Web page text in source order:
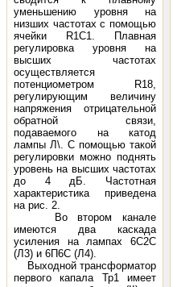
уменьшению уровня на
низших частотах с помощью
ячейки R1C1. Плавная
регулировка уровня на
высших частотах
осуществляется
потенциометром R18,
регулирующим величину
напряжения отрицательной
обратной связи,
подаваемого на катод
лампы Л\. С помощью такой
регулировки можно поднять
уровень на высших частотах
до 4 дБ. Частотная
характеристика приведена
на рис. 2.
Во втором канале
имеются два каскада
усиления на лампах 6С2С
(Л3) и 6П6С (Л4).
Выходной трансформатор
первого капала Тр1 имеет